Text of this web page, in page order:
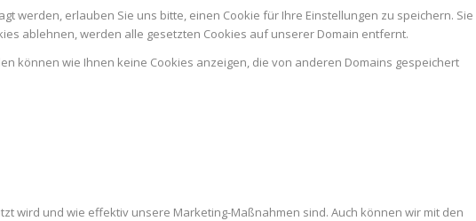
werden, erlauben Sie uns bitte, einen Cookie für Ihre Einstellungen zu speichern. Sie
ablehnen, werden alle gesetzten Cookies auf unserer Domain entfernt.
können wie Ihnen keine Cookies anzeigen, die von anderen Domains gespeichert
wird und wie effektiv unsere Marketing-Maßnahmen sind. Auch können wir mit den